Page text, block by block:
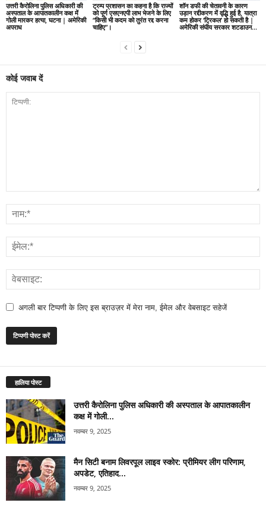
उत्तरी कैरोलिना पुलिस अधिकारी की
अस्पताल के आपातकालीन कक्ष में
गोली मारकर हत्या, घटना | अमेरिकी
अपराध
ट्रम्प प्रशासन का कहना है कि राज्यों
को पूर्ण एसएनएपी लाभ भेजने के लिए
“किसी भी कदम को तुरंत रद्द करना
चाहिए”।
शॉन डफी की चेतावनी के कारण
उड़ान रद्दीकरण में वृद्धि हुई है, यात्रा
कम होकर ‘ट्रिकल’ हो सकती है |
अमेरिकी संघीय सरकार शटडाउन...
कोई जवाब दें
अगली बार टिप्पणी के लिए इस ब्राउज़र में मेरा नाम, ईमेल और वेबसाइट सहेजें
हालिया पोस्ट
उत्तरी कैरोलिना पुलिस अधिकारी की अस्पताल के आपातकालीन
कक्ष में गोली...
नवम्बर 9, 2025
मैन सिटी बनाम लिवरपूल लाइव स्कोर: प्रीमियर लीग परिणाम,
अपडेट, एतिहाद...
नवम्बर 9, 2025